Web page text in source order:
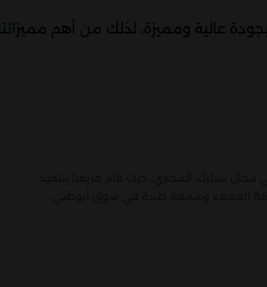
عالية ومميزة، لذلك من أهم مميزاتنا